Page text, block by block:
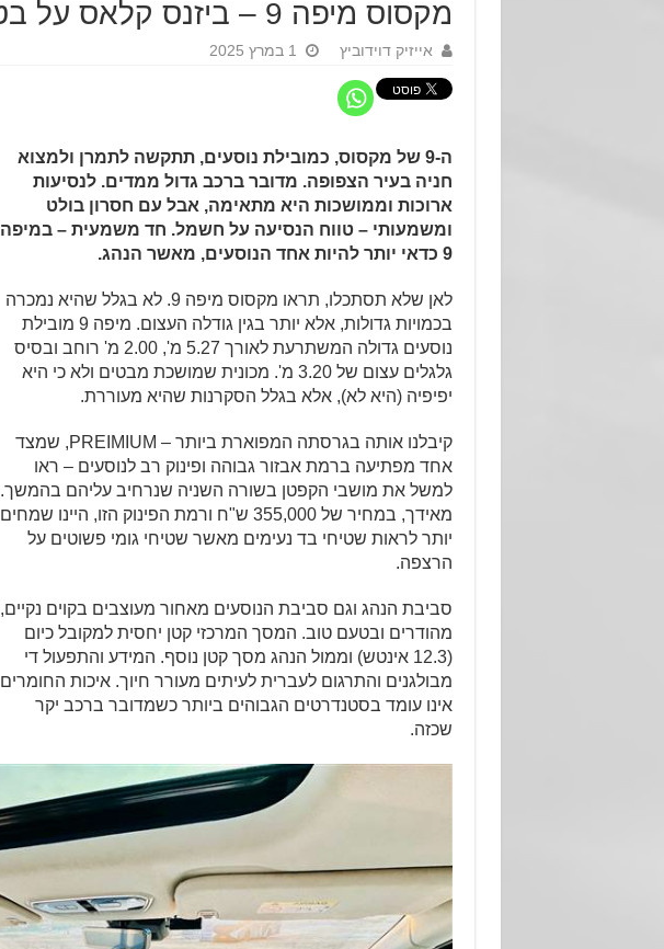
מקסוס מיפה 9 – ביזנס קלאס על בטריה
אייזיק דוידוביץ 1 במרץ 2025
ה-9 של מקסוס, כמובילת נוסעים, תתקשה לתמרן ולמצוא
חניה בעיר הצפופה. מדובר ברכב גדול ממדים. לנסיעות
ארוכות וממושכות היא מתאימה, אבל עם חסרון בולט
ומשמעותי – טווח הנסיעה על חשמל. חד משמעית – במיפה
9 כדאי יותר להיות אחד הנוסעים, מאשר הנהג.
לאן שלא תסתכלו, תראו מקסוס מיפה 9. לא בגלל שהיא נמכרה
בכמויות גדולות, אלא יותר בגין גודלה העצום. מיפה 9 מובילת
נוסעים גדולה המשתרעת לאורך 5.27 מ', 2.00 מ' רוחב ובסיס
גלגלים עצום של 3.20 מ'. מכונית שמושכת מבטים ולא כי היא
יפיפיה (היא לא), אלא בגלל הסקרנות שהיא מעוררת.
קיבלנו אותה בגרסתה המפוארת ביותר – PREIMIUM, שמצד
אחד מפתיעה ברמת אבזור גבוהה ופינוק רב לנוסעים – ראו
למשל את מושבי הקפטן בשורה השניה שנרחיב עליהם בהמשך.
מאידך, במחיר של 355,000 ש"ח ורמת הפינוק הזו, היינו שמחים
יותר לראות שטיחי בד נעימים מאשר שטיחי גומי פשוטים על
הרצפה.
סביבת הנהג וגם סביבת הנוסעים מאחור מעוצבים בקוים נקיים,
מהודרים ובטעם טוב. המסך המרכזי קטן יחסית למקובל כיום
(12.3 אינטש) וממול הנהג מסך קטן נוסף. המידע והתפעול די
מבולגנים והתרגום לעברית לעיתים מעורר חיוך. איכות החומרים
אינו עומד בסטנדרטים הגבוהים ביותר כשמדובר ברכב יקר
שכזה.